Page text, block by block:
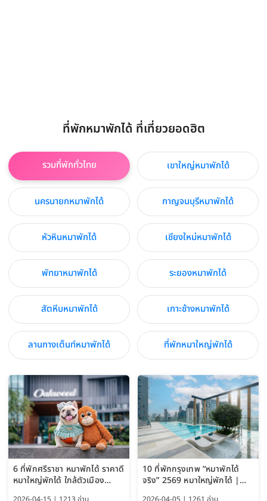
ที่พักหมาพักได้ ที่เที่ยวยอดฮิต
รวมที่พักทั่วไทย เขาใหญ่หมาพักได้
นครนายกหมาพักได้ กาญจนบุรีหมาพักได้
หัวหินหมาพักได้ เชียงใหม่หมาพักได้
พัทยาหมาพักได้ ระยองหมาพักได้
สัตหีบหมาพักได้ เกาะช้างหมาพักได้
ลานกางเต็นท์หมาพักได้ ที่พักหมาใหญ่พักได้
6 ที่พักศรีราชา หมาพักได้ ราคาดี
หมาใหญ่พักได้ ใกล้ตัวเมือง
10 ที่พักกรุงเทพ “หมาพักได้
จริง” 2569 หมาใหญ่พักได้ |